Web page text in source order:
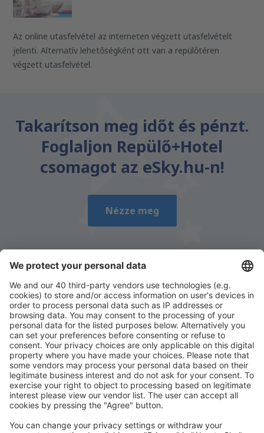
Az online utasfelvétel az interneten végzett utasfelvételt
jelenti. Alternatív lehetőségként ott van a repülőtéren
végzett utasfelvétel.
Takarítson meg időt és pénzt.
Foglaljon Repülő+Hotel
csomagot az eSky.hu-n!
Nézze meg
Töltse le az alkalmazásunkatés tervezze
meg az útjait kényelmesen